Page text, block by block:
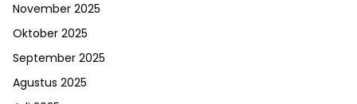
November 2025
Oktober 2025
September 2025
Agustus 2025